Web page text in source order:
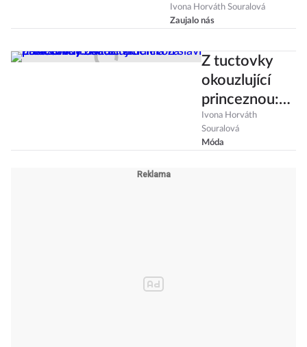
unikátní fotky!
Ivona Horváth Souralová
Zaujalo nás
Z tuctovky
okouzlující
princeznou:
Kate
Middleton
Ivona Horváth
Souralová
Móda